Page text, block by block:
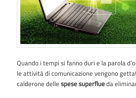
Quando i tempi si fanno duri e la parola
le attività di comunicazione vengono
calderone dellespese superflueda